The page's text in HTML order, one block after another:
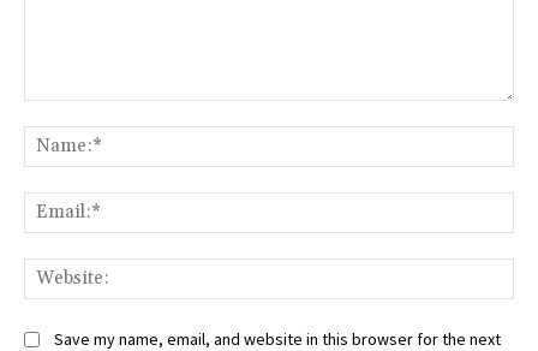
Save my name, email, and website in this browser for the next